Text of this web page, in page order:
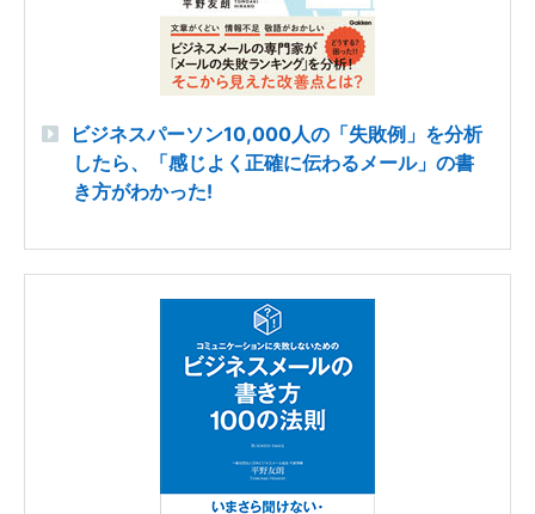
ビジネスパーソン10,000人の「失敗例」を分析
したら、「感じよく正確に伝わるメール」の書
き方がわかった!